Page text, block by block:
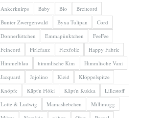
Ankerknirps Baby Bio
Breitcord
Bunter Zwergenwald
Byxa Tulipan
Cord
Donnerlüttchen
Emmapünktchen
FeeFee
Feincord
Firlefanz Flexfolie
Happy Fabric
Himmelblau
himmlische Kim
Himmlische Vani
Jacquard
Jojolino Kleid
Klöppelspitze
Knöpfe
Käpt'n Flóki Käpt'n Kukka
Lillestoff
Lotte & Ludwig
Mamasliebchen
Millimugg